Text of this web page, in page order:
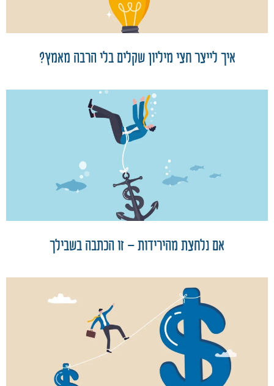
איך לייצר חצי מיליון שקלים בלי הרבה מאמץ?
אם נלחצת מהירידות – זו הכתבה בשבילך